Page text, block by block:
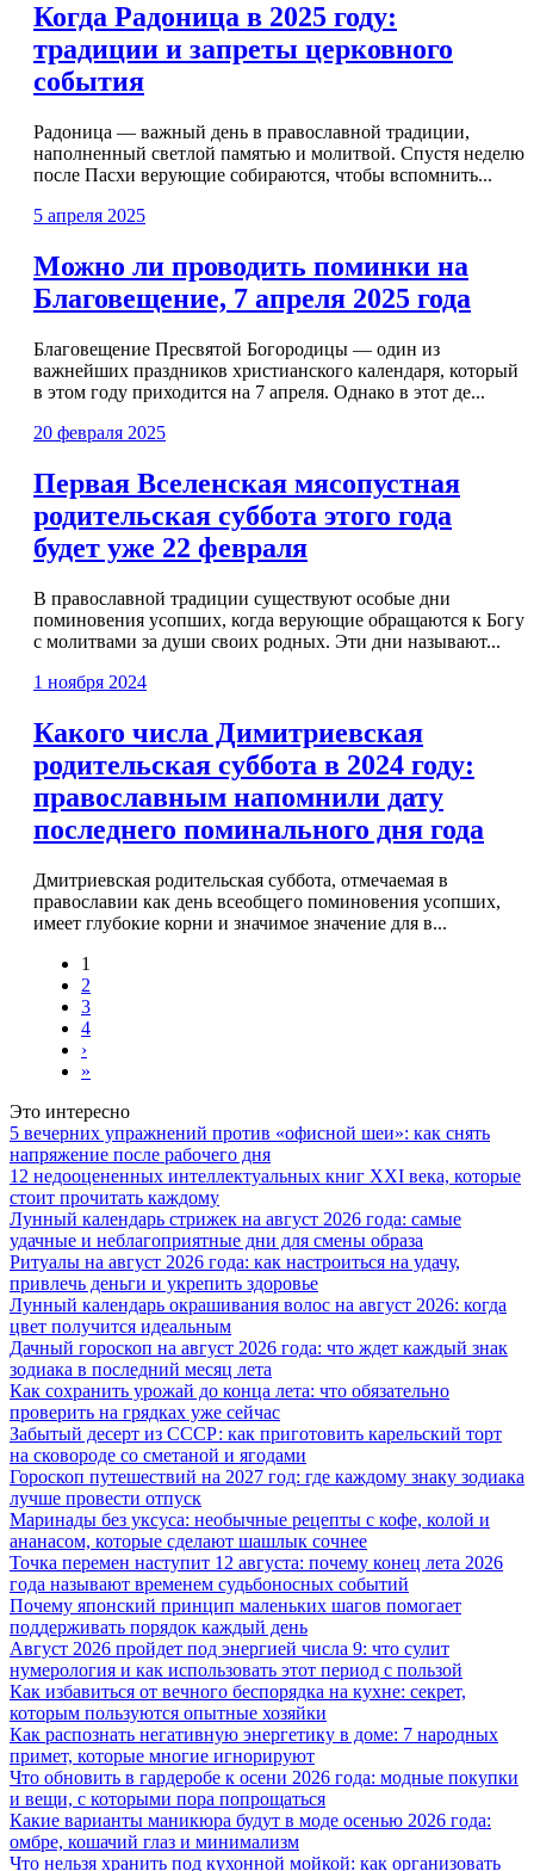
Когда Радоница в 2025 году:
традиции и запреты церковного
события
Радоница — важный день в православной традиции,
наполненный светлой памятью и молитвой. Спустя неделю
после Пасхи верующие собираются, чтобы вспомнить...
5 апреля 2025
Можно ли проводить поминки на
Благовещение, 7 апреля 2025 года
Благовещение Пресвятой Богородицы — один из
важнейших праздников христианского календаря, который
в этом году приходится на 7 апреля. Однако в этот де...
20 февраля 2025
Первая Вселенская мясопустная
родительская суббота этого года
будет уже 22 февраля
В православной традиции существуют особые дни
поминовения усопших, когда верующие обращаются к Богу
с молитвами за души своих родных. Эти дни называют...
1 ноября 2024
Какого числа Димитриевская
родительская суббота в 2024 году:
православным напомнили дату
последнего поминального дня года
Дмитриевская родительская суббота, отмечаемая в
православии как день всеобщего поминовения усопших,
имеет глубокие корни и значимое значение для в...
1
2
3
4
›
»
Это интересно
5 вечерних упражнений против «офисной шеи»: как снять
напряжение после рабочего дня
12 недооцененных интеллектуальных книг XXI века, которые
стоит прочитать каждому
Лунный календарь стрижек на август 2026 года: самые
удачные и неблагоприятные дни для смены образа
Ритуалы на август 2026 года: как настроиться на удачу,
привлечь деньги и укрепить здоровье
Лунный календарь окрашивания волос на август 2026: когда
цвет получится идеальным
Дачный гороскоп на август 2026 года: что ждет каждый знак
зодиака в последний месяц лета
Как сохранить урожай до конца лета: что обязательно
проверить на грядках уже сейчас
Забытый десерт из СССР: как приготовить карельский торт
на сковороде со сметаной и ягодами
Гороскоп путешествий на 2027 год: где каждому знаку зодиака
лучше провести отпуск
Маринады без уксуса: необычные рецепты с кофе, колой и
ананасом, которые сделают шашлык сочнее
Точка перемен наступит 12 августа: почему конец лета 2026
года называют временем судьбоносных событий
Почему японский принцип маленьких шагов помогает
поддерживать порядок каждый день
Август 2026 пройдет под энергией числа 9: что сулит
нумерология и как использовать этот период с пользой
Как избавиться от вечного беспорядка на кухне: секрет,
которым пользуются опытные хозяйки
Как распознать негативную энергетику в доме: 7 народных
примет, которые многие игнорируют
Что обновить в гардеробе к осени 2026 года: модные покупки
и вещи, с которыми пора попрощаться
Какие варианты маникюра будут в моде осенью 2026 года:
омбре, кошачий глаз и минимализм
Что нельзя хранить под кухонной мойкой: как организовать